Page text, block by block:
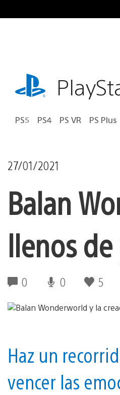
al
playstation.com
PS5 PS4 PS VR PS Plus
27/01/2021
Balan
llenos
0 0 5
Haz un
vencer las